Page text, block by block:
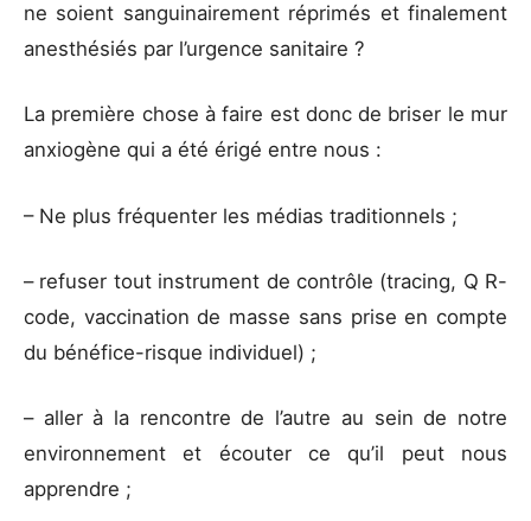
ne soient sanguinairement réprimés et finalement
anesthésiés par l’urgence sanitaire ?
La première chose à faire est donc de briser le mur
anxiogène qui a été érigé entre nous :
– Ne plus fréquenter les médias traditionnels ;
– refuser tout instrument de contrôle (tracing, Q R-
code, vaccination de masse sans prise en compte
du bénéfice-risque individuel) ;
– aller à la rencontre de l’autre au sein de notre
environnement et écouter ce qu’il peut nous
apprendre ;